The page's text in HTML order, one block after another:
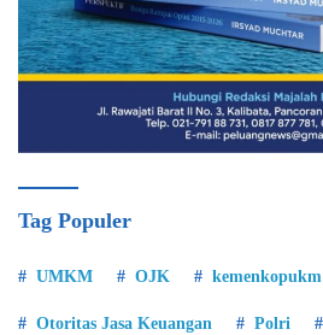
Tag Populer
UMKM OJK kemenkopukm
Otoritas Jasa Keuangan Polri